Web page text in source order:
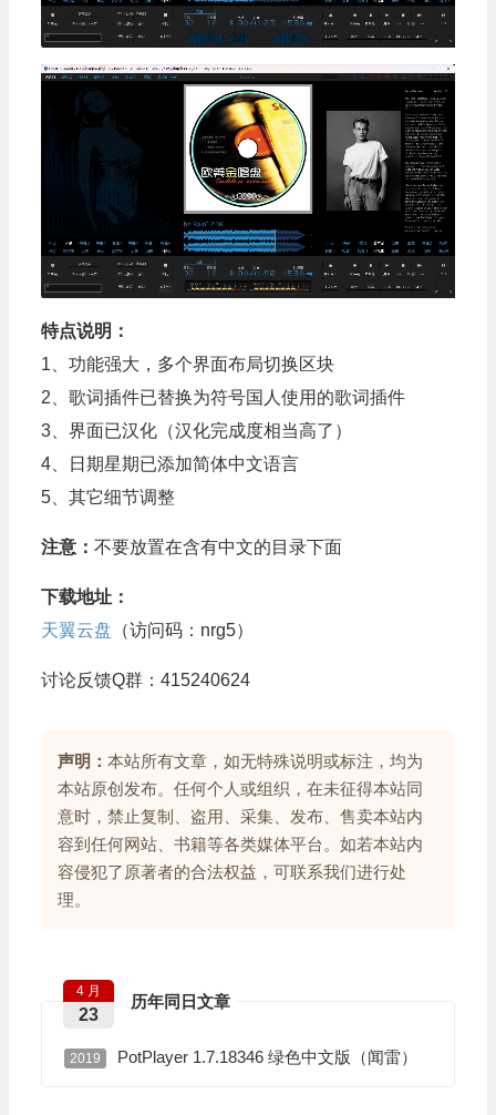
特点说明：
1、功能强大，多个界面布局切换区块
2、歌词插件已替换为符号国人使用的歌词插件
3、界面已汉化（汉化完成度相当高了）
4、日期星期已添加简体中文语言
5、其它细节调整
注意： 不要放置在含有中文的目录下面
下载地址：
天翼云盘 （访问码：nrg5）
讨论反馈Q群：415240624
声明： 本站所有文章，如无特殊说明或标注，均为
本站原创发布。任何个人或组织，在未征得本站同
意时，禁止复制、盗用、采集、发布、售卖本站内
容到任何网站、书籍等各类媒体平台。如若本站内
容侵犯了原著者的合法权益，可联系我们进行处
理。
历年同日文章
4 月
23
2019 PotPlayer 1.7.18346 绿色中文版（闻雷）